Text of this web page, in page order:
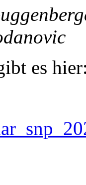
es